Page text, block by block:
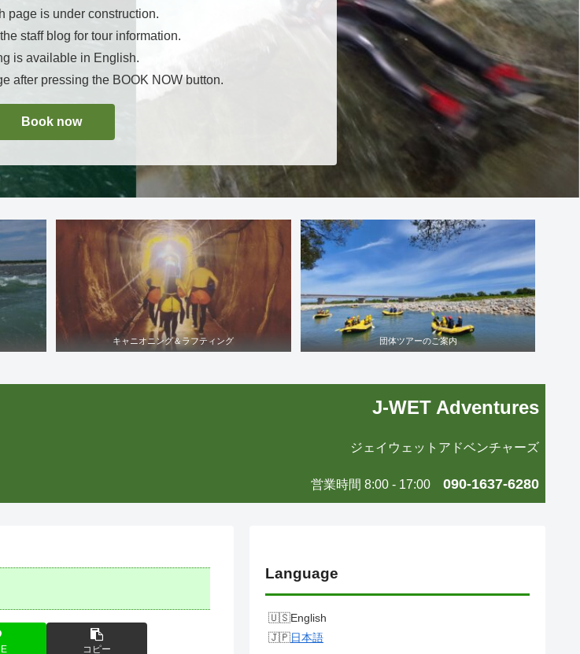
page is under construction.
staff blog for tour information.
is available in English.
after pressing the BOOK NOW button.
Book now
キャニオニング＆ラフティング 団体ツアーのご案内
J-WET Adventures
ジェイウェットアドベンチャーズ
営業時間 8:00 - 17:00 090-1637-6280
コピー
Language
English
日本語